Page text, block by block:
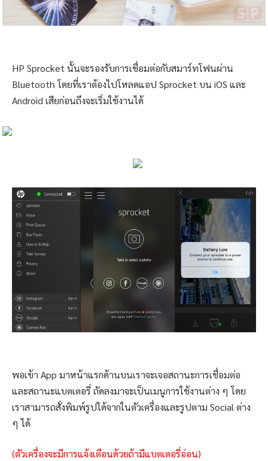
HP Sprocket นั้นจะรองรับการเชื่อมต่อกับสมาร์ทโฟนผ่าน
Bluetooth โดยที่เราต้องไปโหลดแอป Sprocket บน iOS และ
Android เสียก่อนถึงจะเริ่มใช้งานได้
พอเข้า App มาหน้าแรกด้านบนเราจะเจอสถานะการเชื่อมต่อ
และสถานะแบตเตอรี่ ถัดลงมาจะเป็นเมนูการใช้งานต่าง ๆ โดย
เราสามารถสั่งพิมพ์รูปได้จากในตัวเครื่องและรูปตาม Social ต่าง
ๆ ได้
(ตัวเครื่องจะมีการแจ้งเตือนด้วยถ้ามีแบตเตอรี่อ่อน)